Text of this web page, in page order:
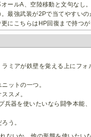
ールA、空陸移動と文句なし
最強武装が2Pで当てやすい
にこちらはHP回復まで持つ
ミアが鉄壁を覚える上にフ
ットの一つ。
スメ。
兵器を使いたいなら闘争本
う。